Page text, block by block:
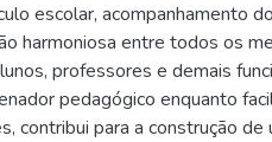
escolar, acompanhamento
harmoniosa entre todos os
professores e demais
pedagógico enquanto
contribui para a construção de